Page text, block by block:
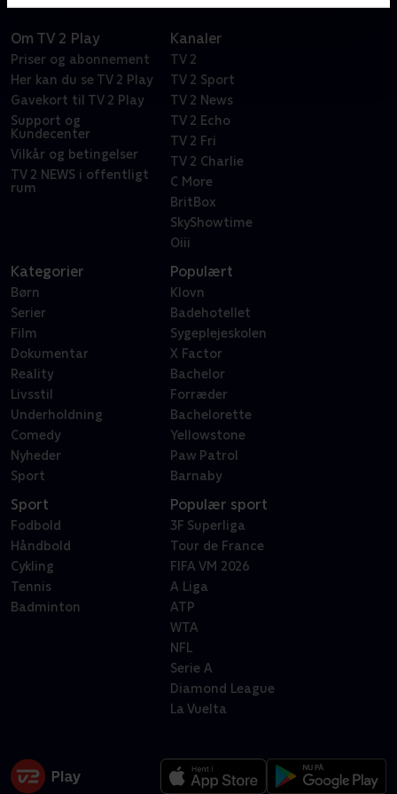
Om TV 2 Play
Priser og abonnement
Her kan du se TV 2 Play
Gavekort til TV 2 Play
Support og
Kundecenter
Vilkår og betingelser
TV 2 NEWS i offentligt
rum
Kanaler
TV 2
TV 2 Sport
TV 2 News
TV 2 Echo
TV 2 Fri
TV 2 Charlie
C More
BritBox
SkyShowtime
Oiii
Kategorier
Børn
Serier
Film
Dokumentar
Reality
Livsstil
Underholdning
Comedy
Nyheder
Sport
Populært
Klovn
Badehotellet
Sygeplejeskolen
X Factor
Bachelor
Forræder
Bachelorette
Yellowstone
Paw Patrol
Barnaby
Sport
Fodbold
Håndbold
Cykling
Tennis
Badminton
Populær sport
3F Superliga
Tour de France
FIFA VM 2026
A Liga
ATP
WTA
NFL
Serie A
Diamond League
La Vuelta